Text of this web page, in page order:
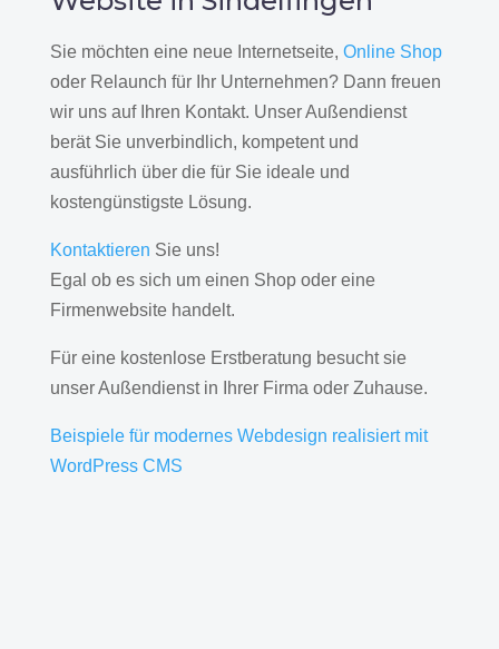
Sie möchten eine neue Internetseite, Online Shop
oder Relaunch für Ihr Unternehmen? Dann freuen
wir uns auf Ihren Kontakt. Unser Außendienst
berät Sie unverbindlich, kompetent und
ausführlich über die für Sie ideale und
kostengünstigste Lösung.
Kontaktieren Sie uns!
Egal ob es sich um einen Shop oder eine
Firmenwebsite handelt.
Für eine kostenlose Erstberatung besucht sie
unser Außendienst in Ihrer Firma oder Zuhause.
Beispiele für modernes Webdesign realisiert mit
WordPress CMS